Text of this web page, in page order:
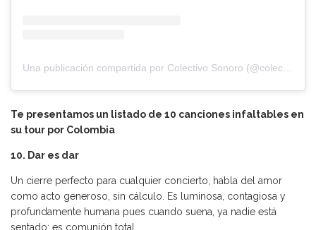
Te presentamos un listado de 10 canciones infaltables en
su tour por Colombia
10. Dar es dar
Un cierre perfecto para cualquier concierto, habla del amor
como acto generoso, sin cálculo. Es luminosa, contagiosa y
profundamente humana pues cuando suena, ya nadie está
sentado: es comunión total